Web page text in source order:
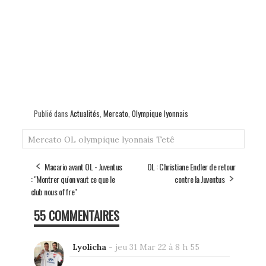
Publié dans Actualités Mercato Olympique lyonnais
Mercato OL olympique lyonnais Tetê
Macario avant OL - Juventus
: "Montrer qu'on vaut ce que le
club nous offre"
OL : Christiane Endler de retour
contre la Juventus
55 COMMENTAIRES
Lyolicha - jeu 31 Mar 22 à 8 h 55